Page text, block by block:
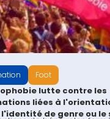
Foot
lutte contre les
liées à
de genre ou le